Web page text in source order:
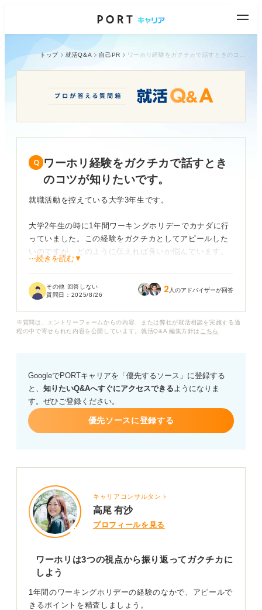
トップ 就活Q&A 自己PR
ワーホリ経験をガクチカで話すとき
のコツが知りたいです。
就職活動を控えている大学3年生です。
大学2年生の時に1年間ワーキングホリデーでカナダに行
っていました。この経験をガクチカとしてアピールした
いのですが、どのように伝えれば良いか悩んでいます。
学学校に通ったりしていました。英語力も向上し、異文
周りの友人は長期インターンやゼミでの研究など、いか
にも就活で評価されそうな経験をしていて、自分だけワ
ーホリという特殊な経験で不利にならないか心配です。
企業はワーホリ経験のどこを見てくれるのでしょうか？
めの具体的な方法や、伝える際の注意点など、アドバイ
スをお願いします。
⋯続きを読む▼
その他 回答しない
質問日： 2025/8/26 2 人のアドバイザーが回答
※質問は、エントリーフォームからの内容、または弊社が就活相談を実施する過
程の中で寄せられた内容を公開しています。就活Q&A 編集方針は こちら
GoogleでPORTキャリアを「優先するソース」に登録する
と、 知りたいQ&Aへすぐにアクセスできるようになりま
す。ぜひご登録ください。
優先ソースに登録する
キャリアコンサルタント
高尾 有沙
プロフィールを見る
ワーホリは3つの視点から振り返ってガクチカに
しよう
1年間のワーキングホリデーの経験のなかで、アピールで
きるポイントを精査しましょう。